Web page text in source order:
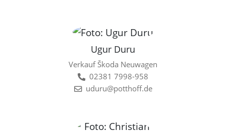
Ugur Duru
Verkauf Škoda Neuwagen
02381 7998-958
uduru@potthoff.de